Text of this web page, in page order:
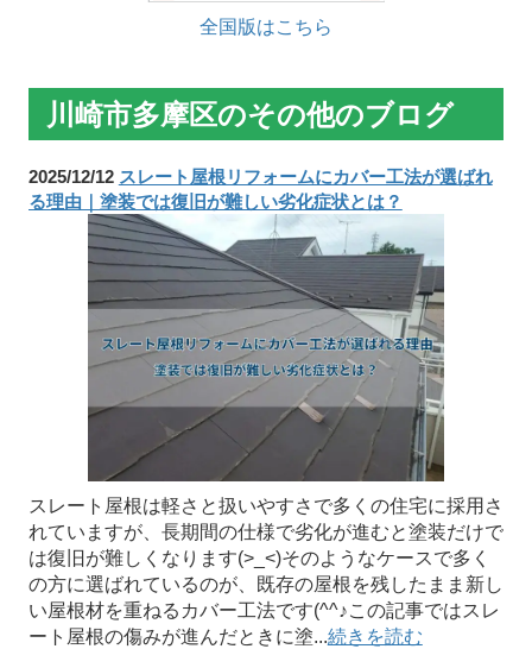
全国版はこちら
川崎市多摩区のその他のブログ
2025/12/12 スレート屋根リフォームにカバー工法が選ばれ
る理由｜塗装では復旧が難しい劣化症状とは？
スレート屋根は軽さと扱いやすさで多くの住宅に採用さ
れていますが、長期間の仕様で劣化が進むと塗装だけで
は復旧が難しくなります(>_<)そのようなケースで多く
の方に選ばれているのが、既存の屋根を残したまま新し
い屋根材を重ねるカバー工法です(^^♪この記事ではスレ
ート屋根の傷みが進んだときに塗...続きを読む